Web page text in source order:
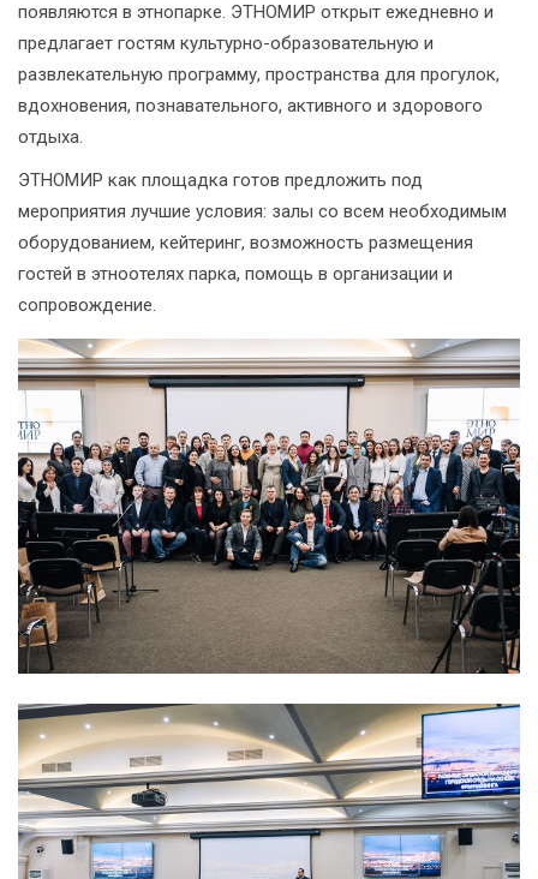
появляются в этнопарке. ЭТНОМИР открыт ежедневно и
предлагает гостям культурно-образовательную и
развлекательную программу, пространства для прогулок,
вдохновения, познавательного, активного и здорового
отдыха.
ЭТНОМИР как площадка готов предложить под
мероприятия лучшие условия: залы со всем необходимым
оборудованием, кейтеринг, возможность размещения
гостей в этноотелях парка, помощь в организации и
сопровождение.